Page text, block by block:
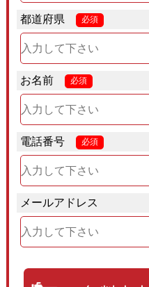
都道府県 必須
お名前 必須
電話番号 必須
メールアドレス